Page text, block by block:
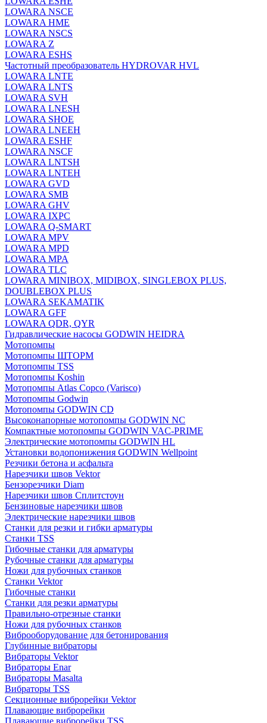
LOWARA NSCE
LOWARA HME
LOWARA NSCS
LOWARA Z
LOWARA ESHS
Частотный преобразователь HYDROVAR HVL
LOWARA LNTE
LOWARA LNTS
LOWARA SVH
LOWARA LNESH
LOWARA SHOE
LOWARA LNEEH
LOWARA ESHF
LOWARA NSCF
LOWARA LNTSH
LOWARA LNTEH
LOWARA GVD
LOWARA SMB
LOWARA GHV
LOWARA IXPС
LOWARA Q-SMART
LOWARA MPV
LOWARA MPD
LOWARA MPA
LOWARA TLC
LOWARA MINIBOX, MIDIBOX, SINGLEBOX PLUS,
DOUBLEBOX PLUS
LOWARA SEKAMATIK
LOWARA GFF
LOWARA QDR, QYR
Гидравлические насосы GODWIN HEIDRA
Мотопомпы
Мотопомпы ШТОРМ
Мотопомпы TSS
Мотопомпы Koshin
Мотопомпы Atlas Copco (Varisco)
Мотопомпы Godwin
Мотопомпы GODWIN CD
Высоконапорные мотопомпы GODWIN NC
Компактные мотопомпы GODWIN VAC-PRIME
Электрические мотопомпы GODWIN HL
Установки водопонижения GODWIN Wellpoint
Резчики бетона и асфальта
Нарезчики швов Vektor
Бензорезчики Diam
Нарезчики швов Сплитстоун
Бензиновые нарезчики швов
Электрические нарезчики швов
Станки для резки и гибки арматуры
Станки TSS
Гибочные станки для арматуры
Рубочные станки для арматуры
Ножи для рубочных станков
Станки Vektor
Гибочные станки
Станки для резки арматуры
Правильно-отрезные станки
Ножи для рубочных станков
Виброоборудование для бетонирования
Глубинные вибраторы
Вибраторы Vektor
Вибраторы Enar
Вибраторы Masalta
Вибраторы TSS
Секционные виброрейки Vektor
Плавающие виброрейки
Плавающие виброрейки TSS